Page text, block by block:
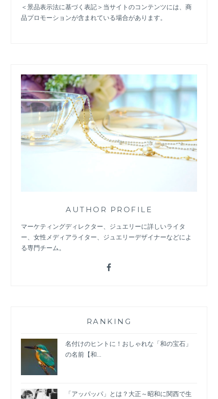
＜景品表示法に基づく表記＞当サイトのコンテンツには、商
品プロモーションが含まれている場合があります。
AUTHOR PROFILE
マーケティングディレクター、ジュエリーに詳しいライタ
ー、女性メディアライター、ジュエリーデザイナーなどによ
る専門チーム。
RANKING
名付けのヒントに！おしゃれな「和の宝石」
の名前【和...
「アッパッパ」とは？大正～昭和に関西で生